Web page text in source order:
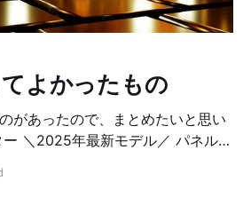
などと書いてあるものもあっ
買った基板のキー数は67個なの
あるYMDK Minilaってことにしま
は多分、ダイアテック
よかったもの
があったので、まとめたいと思い
線 デスク 足元ヒーター デスク